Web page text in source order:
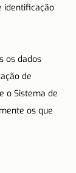
identificação
os dados
de
o Sistema de
os que